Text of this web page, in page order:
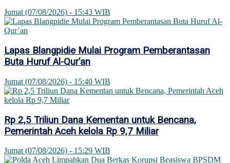
Jumat (07/08/2026) - 15:43 WIB
Lapas Blangpidie Mulai Program Pemberantasan
Buta Huruf Al-Qur’an
Jumat (07/08/2026) - 15:40 WIB
Rp 2,5 Triliun Dana Kementan untuk Bencana,
Pemerintah Aceh kelola Rp 9,7 Miliar
Jumat (07/08/2026) - 15:29 WIB